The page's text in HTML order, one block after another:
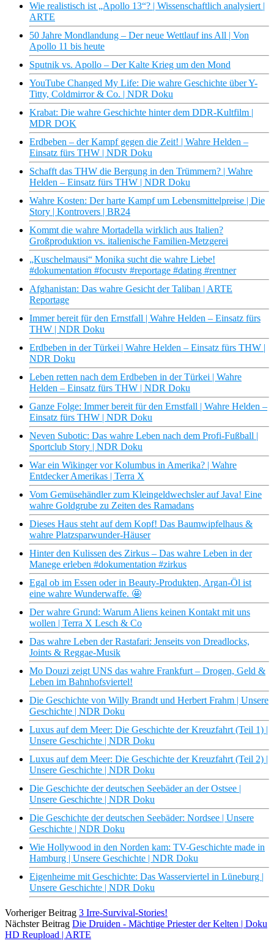
Wie realistisch ist „Apollo 13“? | Wissenschaftlich analysiert |
ARTE
50 Jahre Mondlandung – Der neue Wettlauf ins All | Von
Apollo 11 bis heute
Sputnik vs. Apollo – Der Kalte Krieg um den Mond
YouTube Changed My Life: Die wahre Geschichte über Y-
Titty, Coldmirror & Co. | NDR Doku
Krabat: Die wahre Geschichte hinter dem DDR-Kultfilm |
MDR DOK
Erdbeben – der Kampf gegen die Zeit! | Wahre Helden –
Einsatz fürs THW | NDR Doku
Schafft das THW die Bergung in den Trümmern? | Wahre
Helden – Einsatz fürs THW | NDR Doku
Wahre Kosten: Der harte Kampf um Lebensmittelpreise | Die
Story | Kontrovers | BR24
Kommt die wahre Mortadella wirklich aus Italien?
Großproduktion vs. italienische Familien-Metzgerei
„Kuschelmausi“ Monika sucht die wahre Liebe!
#dokumentation #focustv #reportage #dating #rentner
Afghanistan: Das wahre Gesicht der Taliban | ARTE
Reportage
Immer bereit für den Ernstfall | Wahre Helden – Einsatz fürs
THW | NDR Doku
Erdbeben in der Türkei | Wahre Helden – Einsatz fürs THW |
NDR Doku
Leben retten nach dem Erdbeben in der Türkei | Wahre
Helden – Einsatz fürs THW | NDR Doku
Ganze Folge: Immer bereit für den Ernstfall | Wahre Helden –
Einsatz fürs THW | NDR Doku
Neven Subotic: Das wahre Leben nach dem Profi-Fußball |
Sportclub Story | NDR Doku
War ein Wikinger vor Kolumbus in Amerika? | Wahre
Entdecker Amerikas | Terra X
Vom Gemüsehändler zum Kleingeldwechsler auf Java! Eine
wahre Goldgrube zu Zeiten des Ramadans
Dieses Haus steht auf dem Kopf! Das Baumwipfelhaus &
wahre Platzsparwunder-Häuser
Hinter den Kulissen des Zirkus – Das wahre Leben in der
Manege erleben #dokumentation #zirkus
Egal ob im Essen oder in Beauty-Produkten, Argan-Öl ist
eine wahre Wunderwaffe. 🤩
Der wahre Grund: Warum Aliens keinen Kontakt mit uns
wollen | Terra X Lesch & Co
Das wahre Leben der Rastafari: Jenseits von Dreadlocks,
Joints & Reggae-Musik
Mo Douzi zeigt UNS das wahre Frankfurt – Drogen, Geld &
Leben im Bahnhofsviertel!
Die Geschichte von Willy Brandt und Herbert Frahm | Unsere
Geschichte | NDR Doku
Luxus auf dem Meer: Die Geschichte der Kreuzfahrt (Teil 1) |
Unsere Geschichte | NDR Doku
Luxus auf dem Meer: Die Geschichte der Kreuzfahrt (Teil 2) |
Unsere Geschichte | NDR Doku
Die Geschichte der deutschen Seebäder an der Ostsee |
Unsere Geschichte | NDR Doku
Die Geschichte der deutschen Seebäder: Nordsee | Unsere
Geschichte | NDR Doku
Wie Hollywood in den Norden kam: TV-Geschichte made in
Hamburg | Unsere Geschichte | NDR Doku
Eigenheime mit Geschichte: Das Wasserviertel in Lüneburg |
Unsere Geschichte | NDR Doku
Vorheriger Beitrag 3 Irre-Survival-Stories!
Nächster Beitrag Die Druiden - Mächtige Priester der Kelten | Doku
HD Reupload | ARTE